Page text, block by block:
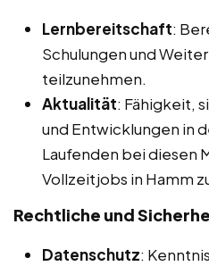
Lernbereitschaft:
Schulungen und
teilzunehmen.
Aktualität: Fähigkeit,
und Entwicklungen in
Laufenden bei diesen
Vollzeitjobs in Hamm
Rechtliche und
Datenschutz: